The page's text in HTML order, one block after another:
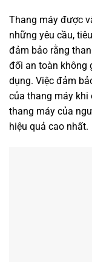
Thang máy được
những yêu cầu,
đảm bảo rằng
đối an toàn không
dụng. Việc đảm
của thang máy khi
thang máy của
hiệu quả cao nhất.